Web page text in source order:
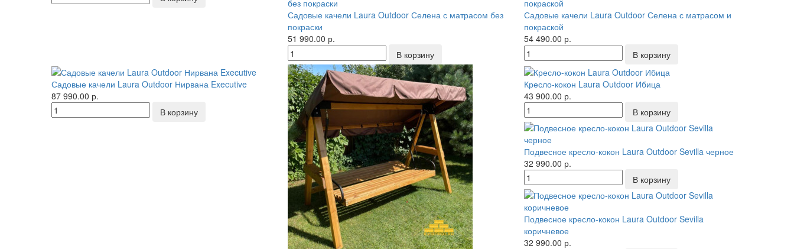
Садовые качели Laura Outdoor Селена с матрасом без
покраски
51 990.00 р.
Садовые качели Laura Outdoor Селена с матрасом и
покраской
54 490.00 р.
Садовые качели Laura Outdoor Нирвана Executive
87 990.00 р.
Кресло-кокон Laura Outdoor Ибица
43 900.00 р.
Подвесное кресло-кокон Laura Outdoor Sevilla черное
32 990.00 р.
Подвесное кресло-кокон Laura Outdoor Sevilla
коричневое
32 990.00 р.